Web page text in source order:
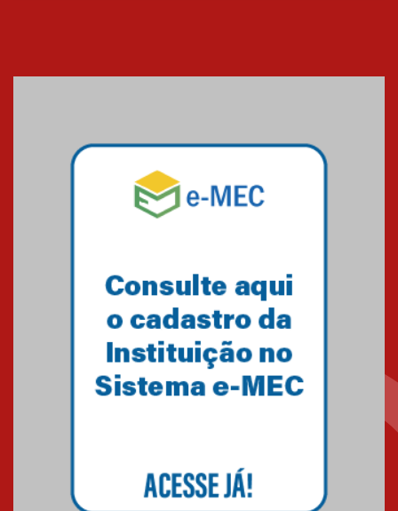
Mackenzie mobiliza campanha
solidária para apoiar famílias em
Minas Gerais
Primeiro culto do ano ressalta o
27.02.2026